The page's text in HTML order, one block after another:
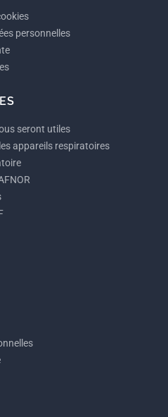
personnelles
seront utiles
appareils respiratoires